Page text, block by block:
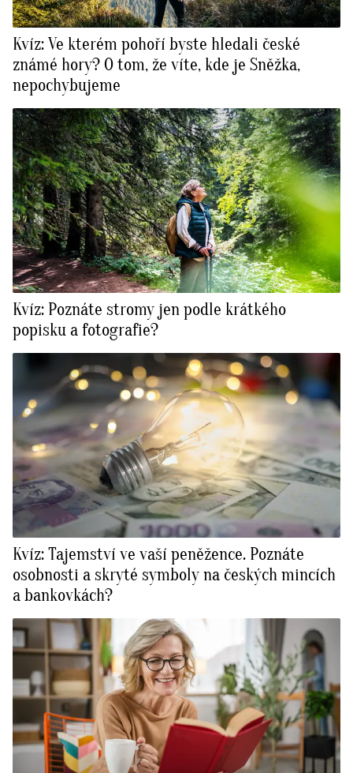
Kvíz: Ve kterém pohoří byste hledali české
známé hory? O tom, že víte, kde je Sněžka,
nepochybujeme
Kvíz: Poznáte stromy jen podle krátkého
popisku a fotografie?
Kvíz: Tajemství ve vaší peněžence. Poznáte
osobnosti a skryté symboly na českých mincích
a bankovkách?